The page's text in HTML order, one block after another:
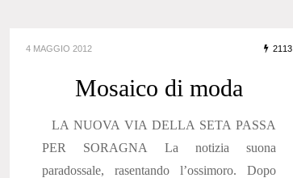
4 MAGGIO 2012 2113
Mosaico di moda
LA NUOVA VIA DELLA SETA PASSA
PER SORAGNA La notizia suona
paradossale, rasentando l’ossimoro. Dopo